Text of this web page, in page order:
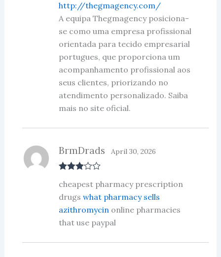
d2
out
of 5
http://thegmagency.com/
A equipa Thegmagency posiciona-
se como uma empresa profissional
orientada para tecido empresarial
portugues, que proporciona um
acompanhamento profissional aos
seus clientes, priorizando no
atendimento personalizado. Saiba
mais no site oficial.
out of 5
BrmDrads April 30, 2026
cheapest pharmacy prescription
drugs what pharmacy sells
azithromycin online pharmacies
that use paypal